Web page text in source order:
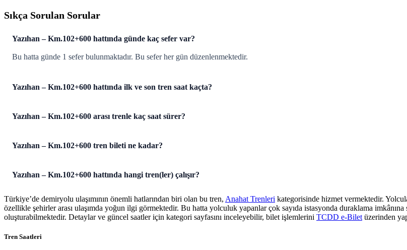
Sıkça Sorulan Sorular
Yazıhan – Km.102+600 hattında günde kaç sefer var?
Bu hatta günde 1 sefer bulunmaktadır. Bu sefer her gün düzenlenmektedir.
Yazıhan – Km.102+600 hattında ilk ve son tren saat kaçta?
Yazıhan – Km.102+600 arası trenle kaç saat sürer?
Yazıhan – Km.102+600 tren bileti ne kadar?
Yazıhan – Km.102+600 hattında hangi tren(ler) çalışır?
Türkiye’de demiryolu ulaşımının önemli hatlarından biri olan bu tren, Anahat Trenleri kategorisinde hizmet vermektedir.
özellikle şehirler arası ulaşımda yoğun ilgi görmektedir. Bu hatta yolculuk yapanlar çok sayıda istasyonda duraklama imkânına
oluşturabilmektedir. Detaylar ve güncel saatler için kategori sayfasını inceleyebilir, bilet işlemlerini TCDD e-Bilet üzerinden
Tren Saatleri